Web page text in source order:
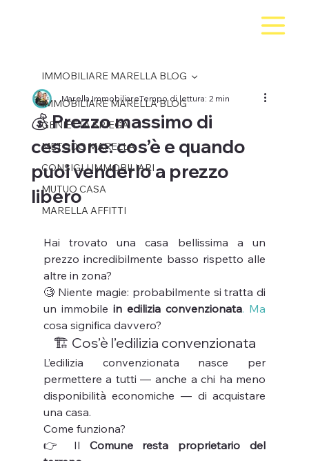
IMMOBILIARE MARELLA BLOG
GENIETTA SPIEGA
METODO MARELLA
CONSIGLI IMMOBILIARI
MUTUO CASA
MARELLA AFFITTI
IMMOBILIARE MARELLA BLOG
💰 Prezzo massimo di
cessione: cos’è e quando
puoi venderlo a prezzo
libero
Marella ImmobiliareTempo di lettura: 2 min
Hai trovato una casa bellissima a un
prezzo incredibilmente basso rispetto alle
altre in zona?
🧐 Niente magie: probabilmente si tratta di
un immobile in edilizia convenzionata. Ma
cosa significa davvero?
🏗 Cos’è l’edilizia convenzionata
L’edilizia convenzionata nasce per
permettere a tutti — anche a chi ha meno
disponibilità economiche — di acquistare
una casa.
Come funziona?
👉 Il Comune resta proprietario del